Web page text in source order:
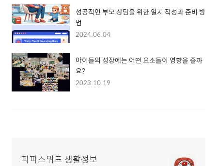
성공적인 부모 상담을 위한 일지 작성과 준비 방
법
2024.06.04
아이들의 성장에는 어떤 요소들이 영향을 줄까
요?
2023.10.19
파파스위드 생활정보